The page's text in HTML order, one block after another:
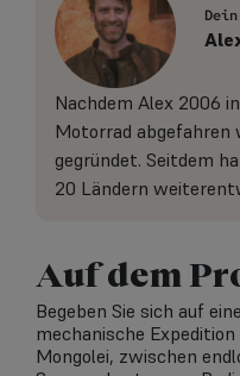
Nachdem Alex 2006
Motorrad abgefahren
gegründet. Seitdem
20 Ländern
Auf dem
Begeben Sie sich auf
mechanische
Mongolei, zwischen